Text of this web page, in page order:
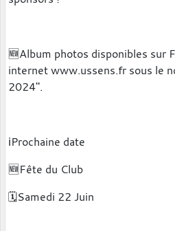
🆕️Album photos disponibles sur
internet www.ussens.fr sous le
2024".
ℹ️Prochaine date
🆕️Fête du Club
🗓Samedi 22 Juin